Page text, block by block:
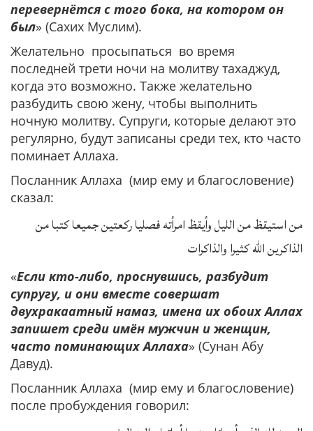
перевернётся с того бока, на котором он
был» (Сахих Муслим).
Желательно просыпаться во время
последней трети ночи на молитву тахаджуд,
когда это возможно. Также желательно
разбудить свою жену, чтобы выполнить
ночную молитву. Супруги, которые делают это
регулярно, будут записаны среди тех, кто часто
поминает Аллаха.
Посланник Аллаха (мир ему и благословение)
сказал:
من استيقظ من الليل وأيقظ امرأته فصليا ركعتين جميعا كتبا من
الذاكرين الله كثيرا والذاكرات
«Если кто-либо, проснувшись, разбудит
супругу, и они вместе совершат
двухракаатный намаз, имена их обоих Аллах
запишет среди имён мужчин и женщин,
часто поминающих Аллаха» (Сунан Абу
Давуд).
Посланник Аллаха (мир ему и благословение)
после пробуждения говорил: